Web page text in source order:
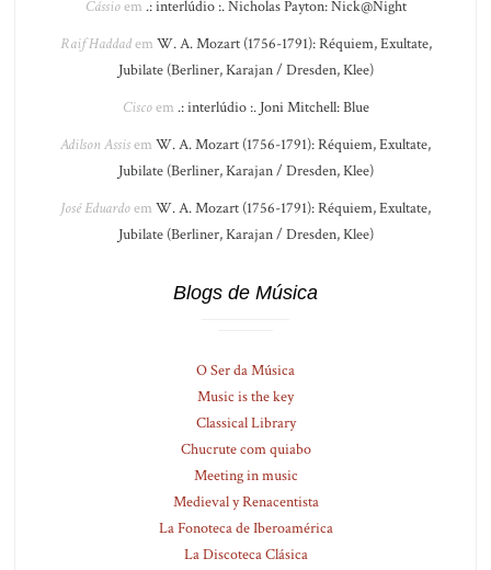
Cássioem .: interlúdio :. Nicholas Payton: Nick@Night
Raif Haddadem W. A. Mozart (1756-1791): Réquiem, Exultate,
Jubilate (Berliner, Karajan / Dresden, Klee)
Ciscoem .: interlúdio :. Joni Mitchell: Blue
Adilson Assisem W. A. Mozart (1756-1791): Réquiem, Exultate,
Jubilate (Berliner, Karajan / Dresden, Klee)
José Eduardoem W. A. Mozart (1756-1791): Réquiem, Exultate,
Jubilate (Berliner, Karajan / Dresden, Klee)
Blogs de Música
O Ser da Música
Music is the key
Classical Library
Chucrute com quiabo
Meeting in music
Medieval y Renacentista
La Fonoteca de Iberoamérica
La Discoteca Clásica